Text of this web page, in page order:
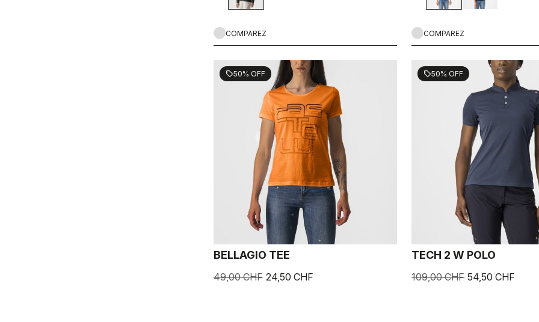
COMPAREZ COMPAREZ
sell50% OFF
BELLAGIO TEE
49,00 CHF 24,50 CHF
sell50% OFF
TECH 2 W POLO
109,00 CHF 54,50 CHF